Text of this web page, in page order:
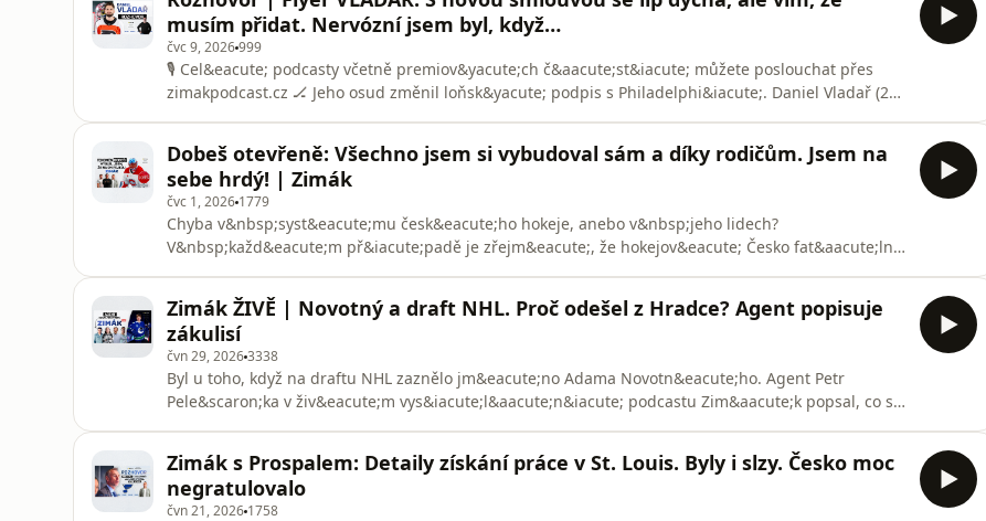
n&aacute;pad. Asi byste neuhodli. Taky rozkryl, jak
musím přidat. Nervózní jsem byl, když…
čvc 9, 2026999
🎙️ Cel&eacute; podcasty včetně premiov&yacute;ch č&aacute;st&iacute; můžete poslouchat přes
zimakpodcast.cz 🏒 Jeho osud změnil loňsk&yacute; podpis s Philadelphi&iacute;. Daniel Vladař (29)
Trophy. Po skvěl&ea
Dobeš otevřeně: Všechno jsem si vybudoval sám a díky rodičům. Jsem na
sebe hrdý! | Zimák
čvc 1, 2026 1779
Chyba v&nbsp;syst&eacute;mu česk&eacute;ho hokeje, anebo v&nbsp;jeho lidech?
V&nbsp;každ&eacute;m př&iacute;padě je zřejm&eacute;, že hokejov&eacute; Česko fat&aacute;lně
nad&aacute;le. Pětadvacetilet&yacute; g&oacute;lman přitom patř&iacute; mezi
kl&iacute;čov&eacute; akt&eacute;ry obrovsk&eacute;ho &scaron;
Zimák ŽIVĚ | Novotný a draft NHL. Proč odešel z Hradce? Agent popisuje
zákulisí
čvn 29, 20263338
Byl u toho, když na draftu NHL zaznělo jm&eacute;no Adama Novotn&eacute;ho. Agent Petr
Pele&scaron;ka v živ&eacute;m vys&iacute;l&aacute;n&iacute; podcastu Zim&aacute;k popsal, co s
z&aacute;jem a proč se talent rozhodl pro odchod z Hradce Kr&aacute;lov&eacute; do
z&aacute;moř&iacute;? Pele&scaron;ka c&iacu
Zimák s Prospalem: Detaily získání práce v St. Louis. Byly i slzy. Česko moc
negratulovalo
čvn 21, 2026 1758